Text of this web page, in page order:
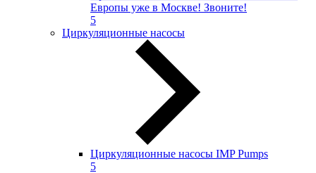
Европы уже в Москве! Звоните!
5
Циркуляционные насосы
Циркуляционные насосы IMP Pumps
5